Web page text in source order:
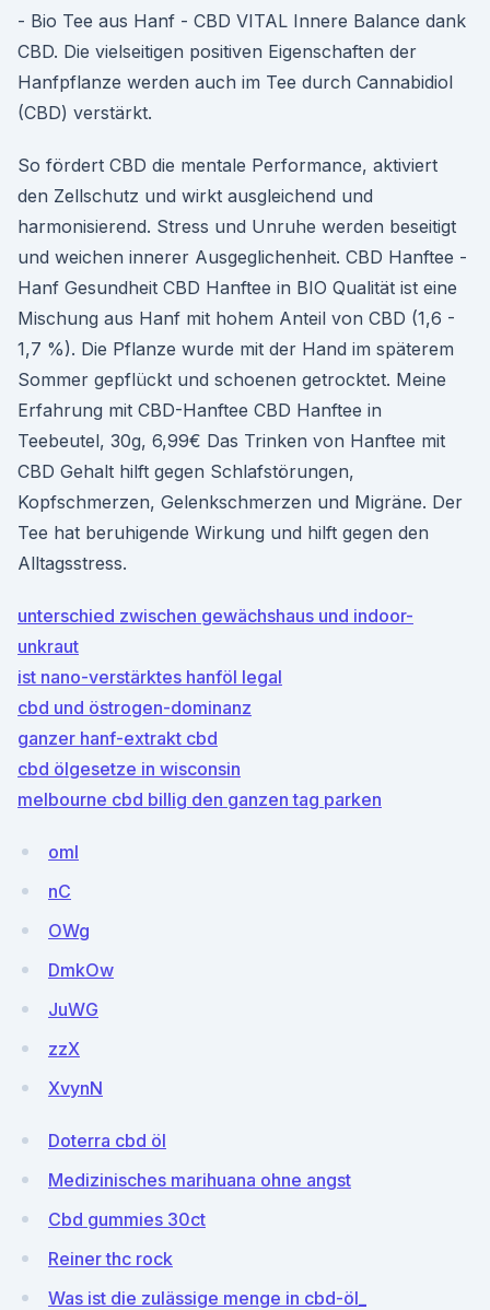
- Bio Tee aus Hanf - CBD VITAL Innere Balance dank
CBD. Die vielseitigen positiven Eigenschaften der
Hanfpflanze werden auch im Tee durch Cannabidiol
(CBD) verstärkt.
So fördert CBD die mentale Performance, aktiviert
den Zellschutz und wirkt ausgleichend und
harmonisierend. Stress und Unruhe werden beseitigt
und weichen innerer Ausgeglichenheit. CBD Hanftee -
Hanf Gesundheit CBD Hanftee in BIO Qualität ist eine
Mischung aus Hanf mit hohem Anteil von CBD (1,6 -
1,7 %). Die Pflanze wurde mit der Hand im späterem
Sommer gepflückt und schoenen getrocktet. Meine
Erfahrung mit CBD-Hanftee CBD Hanftee in
Teebeutel, 30g, 6,99€ Das Trinken von Hanftee mit
CBD Gehalt hilft gegen Schlafstörungen,
Kopfschmerzen, Gelenkschmerzen und Migräne. Der
Tee hat beruhigende Wirkung und hilft gegen den
Alltagsstress.
unterschied zwischen gewächshaus und indoor-
unkraut
ist nano-verstärktes hanföl legal
cbd und östrogen-dominanz
ganzer hanf-extrakt cbd
cbd ölgesetze in wisconsin
melbourne cbd billig den ganzen tag parken
omI
nC
OWg
DmkOw
JuWG
zzX
XvynN
Doterra cbd öl
Medizinisches marihuana ohne angst
Cbd gummies 30ct
Reiner thc rock
Was ist die zulässige menge in cbd-öl_